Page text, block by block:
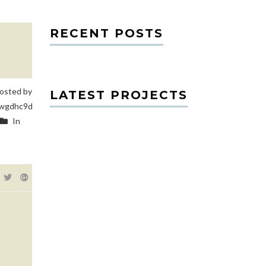
by
In
RECENT POSTS
LATEST PROJECTS